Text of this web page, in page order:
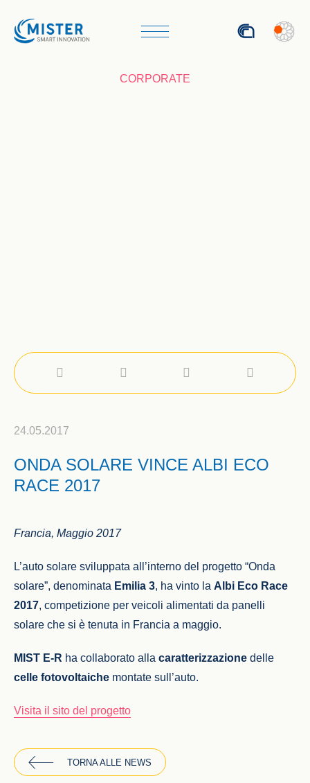
CORPORATE
24.05.2017
ONDA SOLARE VINCE ALBI ECO
RACE 2017
Francia, Maggio 2017
L’auto solare sviluppata all’interno del progetto “Onda
solare”, denominata Emilia 3, ha vinto la Albi Eco Race
2017, competizione per veicoli alimentati da panelli
solare che si è tenuta in Francia a maggio.
MIST E-R ha collaborato alla caratterizzazione delle
celle fotovoltaiche montate sull’auto.
Visita il sito del progetto
TORNA ALLE NEWS